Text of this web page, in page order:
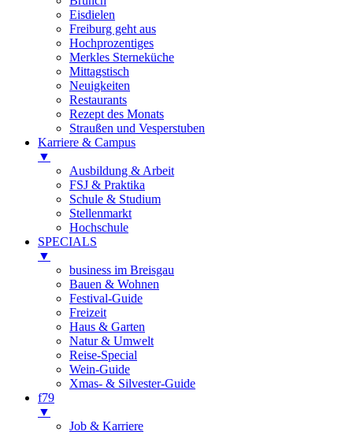
Eisdielen
Freiburg geht aus
Hochprozentiges
Merkles Sterneküche
Mittagstisch
Neuigkeiten
Restaurants
Rezept des Monats
Straußen und Vesperstuben
Karriere & Campus
▼
Ausbildung & Arbeit
FSJ & Praktika
Schule & Studium
Stellenmarkt
Hochschule
SPECIALS
▼
business im Breisgau
Bauen & Wohnen
Festival-Guide
Freizeit
Haus & Garten
Natur & Umwelt
Reise-Special
Wein-Guide
Xmas- & Silvester-Guide
f79
▼
Job & Karriere